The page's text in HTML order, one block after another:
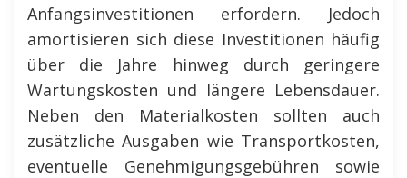
Anfangsinvestitionen erfordern. Jedoch
amortisieren sich diese Investitionen häufig
über die Jahre hinweg durch geringere
Wartungskosten und längere Lebensdauer.
Neben den Materialkosten sollten auch
zusätzliche Ausgaben wie Transportkosten,
eventuelle Genehmigungsgebühren sowie